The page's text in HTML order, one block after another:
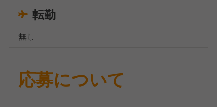
転勤
無し
応募について